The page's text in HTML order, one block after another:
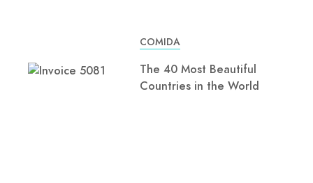
COMIDA
The 40 Most Beautiful
Countries in the World